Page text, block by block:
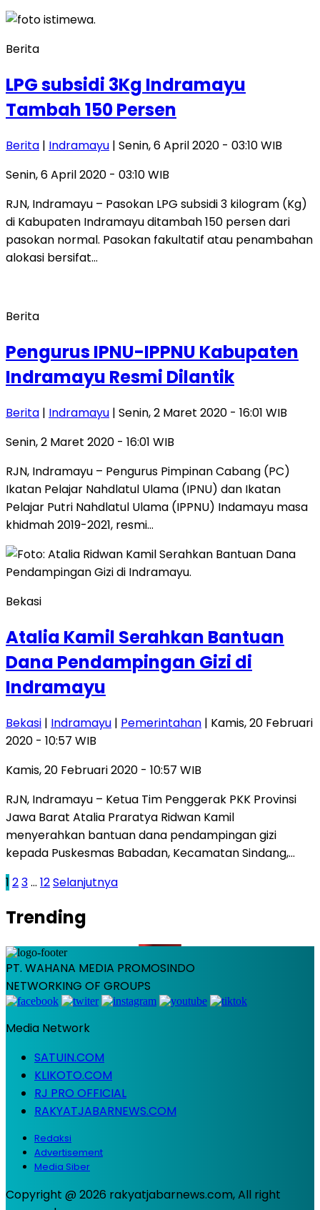
Berita
LPG subsidi 3Kg Indramayu
Tambah 150 Persen
Berita | Indramayu | Senin, 6 April 2020 - 03:10 WIB
Senin, 6 April 2020 - 03:10 WIB
RJN, Indramayu – Pasokan LPG subsidi 3 kilogram (Kg)
di Kabupaten Indramayu ditambah 150 persen dari
pasokan normal. Pasokan fakultatif atau penambahan
alokasi bersifat…
Berita
Pengurus IPNU-IPPNU Kabupaten
Indramayu Resmi Dilantik
Berita | Indramayu | Senin, 2 Maret 2020 - 16:01 WIB
Senin, 2 Maret 2020 - 16:01 WIB
RJN, Indramayu – Pengurus Pimpinan Cabang (PC)
Ikatan Pelajar Nahdlatul Ulama (IPNU) dan Ikatan
Pelajar Putri Nahdlatul Ulama (IPPNU) Indamayu masa
khidmah 2019-2021, resmi…
Bekasi
Atalia Kamil Serahkan Bantuan
Dana Pendampingan Gizi di
Indramayu
Bekasi | Indramayu | Pemerintahan | Kamis, 20 Februari
2020 - 10:57 WIB
Kamis, 20 Februari 2020 - 10:57 WIB
RJN, Indramayu – Ketua Tim Penggerak PKK Provinsi
Jawa Barat Atalia Praratya Ridwan Kamil
menyerahkan bantuan dana pendampingan gizi
kepada Puskesmas Babadan, Kecamatan Sindang,…
Paginasi
1 23… 12Selanjutnya
Trending
PT. WAHANA MEDIA PROMOSINDO
NETWORKING OF GROUPS
Media Network
SATUIN.COM
KLIKOTO.COM
RJ PRO OFFICIAL
RAKYATJABARNEWS.COM
Redaksi
Advertisement
Media Siber
Copyright @ 2026 rakyatjabarnews.com, All right